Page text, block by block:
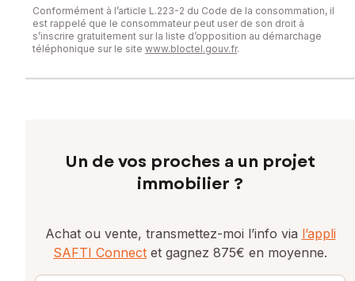
Conformément à l’article L.223-2 du Code de la consommation, il
est rappelé que le consommateur peut user de son droit à
s’inscrire gratuitement sur la liste d’opposition au démarchage
téléphonique sur le site www.bloctel.gouv.fr.
Un de vos proches a un projet
immobilier ?
Achat ou vente, transmettez-moi l’info via l’appli
SAFTI Connect et gagnez 875€ en moyenne.